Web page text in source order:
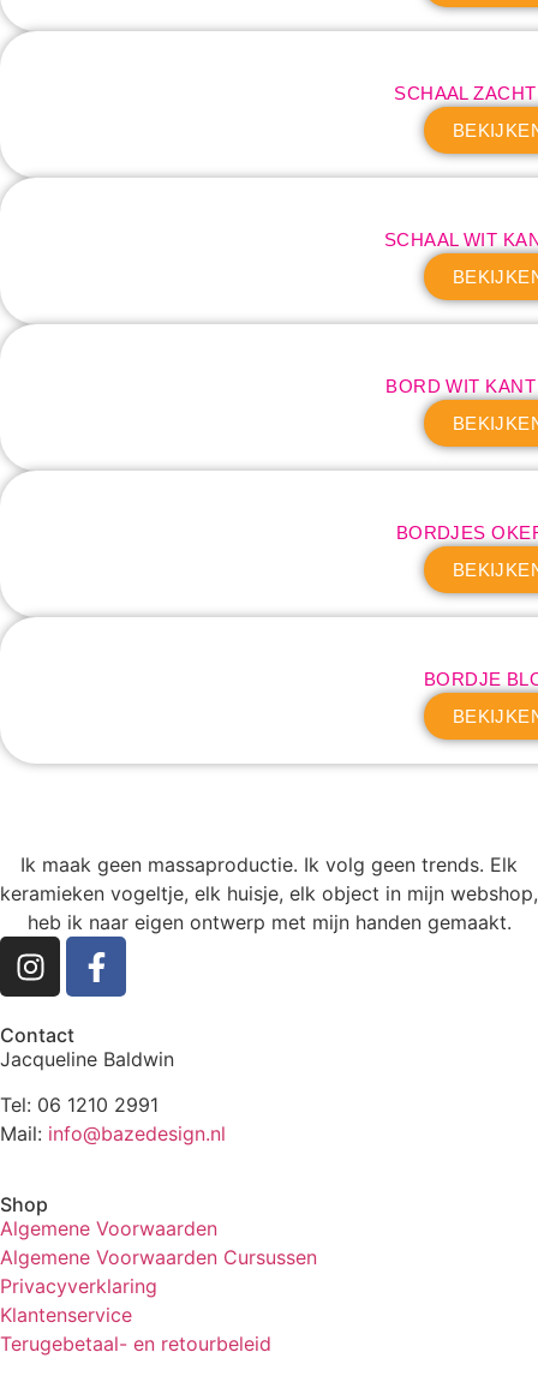
SCHAAL
SCHAAL WIT
BORD WIT
BORDJES
BORDJE
Ik maak geen massaproductie. Ik volg geen trends. Elk
keramieken vogeltje, elk huisje, elk object in mijn webshop,
heb ik naar eigen ontwerp met mijn handen gemaakt.
Contact
Jacqueline Baldwin
Tel: 06 1210 2991
Mail: info@bazedesign.nl
Shop
Algemene Voorwaarden
Algemene Voorwaarden Cursussen
Privacyverklaring
Klantenservice
Terugebetaal- en retourbeleid